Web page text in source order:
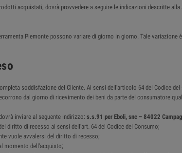
acquistati, dovrà provvedere a seguire le indicazioni descritte alla
Piemonte possono variare di giorno in giorno. Tale
soddisfazione del Cliente. Ai sensi dell'articolo 64 del Codice
dal giorno di ricevimento dei beni da parte del consumatore
inviare al seguente indirizzo: s.s.91 per Eboli, snc – 84022
diritto di recesso ai sensi dell'art. 64 del Codice del Consumo;
vuole avvalersi del diritto di recesso;
momento dell'acquisto;